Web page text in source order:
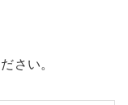
さい。